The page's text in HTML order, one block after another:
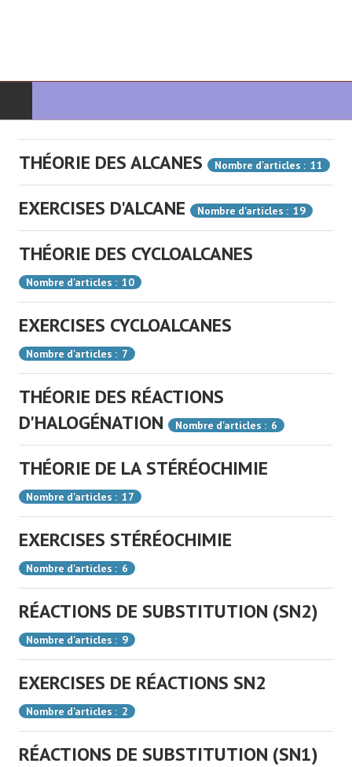
DÉBUT
ORGANIQUE AVANCÉ
HÉTÉROCYCLES
SPECTROSCOPIE
RÉACTIONS
THÉORIE DES ALCANES Nombre d'articles : 11
EXERCISES D'ALCANE Nombre d'articles : 19
THÉORIE DES CYCLOALCANES
Nombre d'articles : 10
EXERCISES CYCLOALCANES
Nombre d'articles : 7
THÉORIE DES RÉACTIONS
D'HALOGÉNATION
Nombre d'articles : 6
THÉORIE DE LA STÉRÉOCHIMIE
Nombre d'articles : 17
EXERCISES STÉRÉOCHIMIE
Nombre d'articles : 6
RÉACTIONS DE SUBSTITUTION (SN2)
Nombre d'articles : 9
EXERCISES DE RÉACTIONS SN2
Nombre d'articles : 2
RÉACTIONS DE SUBSTITUTION (SN1)